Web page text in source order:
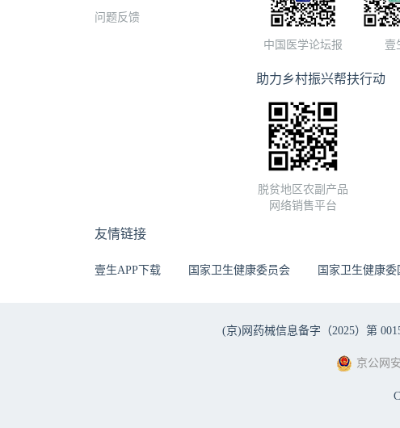
问题反馈
中国医学论坛报 壹
助力乡村振兴帮扶行动
脱贫地区农副产品
网络销售平台
友情链接
壹生APP下载 国家卫生健康委员会 国家卫生健康
(京)网药械信息备字（2025）第
京公网